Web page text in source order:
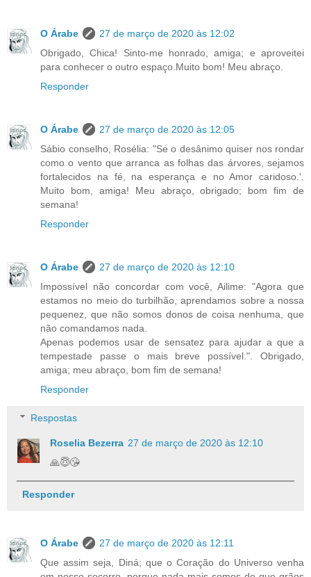
O Árabe
27 de março de 2020 às 12:02
Obrigado, Chica! Sinto-me honrado, amiga; e aproveitei
para conhecer o outro espaço.Muito bom! Meu abraço.
Responder
O Árabe
27 de março de 2020 às 12:05
Sábio conselho, Rosélia: "Se o desânimo quiser nos rondar
como o vento que arranca as folhas das árvores, sejamos
fortalecidos na fé, na esperança e no Amor caridoso.'.
Muito bom, amiga! Meu abraço, obrigado; bom fim de
semana!
Responder
O Árabe
27 de março de 2020 às 12:10
Impossível não concordar com você, Ailime: "Agora que
estamos no meio do turbilhão, aprendamos sobre a nossa
pequenez, que não somos donos de coisa nenhuma, que
não comandamos nada.
Apenas podemos usar de sensatez para ajudar a que a
tempestade passe o mais breve possível.". Obrigado,
amiga; meu abraço, bom fim de semana!
Responder
Respostas
Roselia Bezerra 27 de março de 2020 às 12:10
🙏😇😘
Responder
O Árabe
27 de março de 2020 às 12:11
Que assim seja, Diná; que o Coração do Universo venha